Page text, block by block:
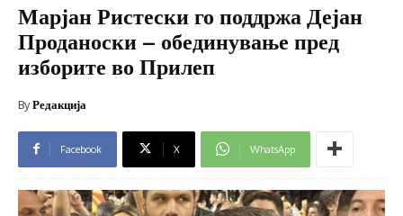
Марјан Ристески го поддржа Дејан
Проданоски – обединување пред
изборите во Прилеп
ByРедакција
Facebook X WhatsApp